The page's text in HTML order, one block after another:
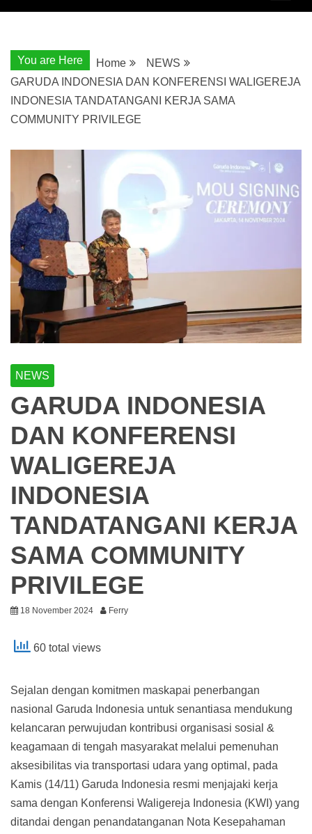
You are Here Home
NEWS
GARUDA INDONESIA DAN KONFERENSI WALIGEREJA
INDONESIA TANDATANGANI KERJA SAMA
COMMUNITY PRIVILEGE
NEWS
GARUDA INDONESIA
DAN KONFERENSI
WALIGEREJA
INDONESIA
TANDATANGANI KERJA
SAMA COMMUNITY
PRIVILEGE
18 November 2024 Ferry
60 total views
Sejalan dengan komitmen maskapai penerbangan
nasional Garuda Indonesia untuk senantiasa mendukung
kelancaran perwujudan kontribusi organisasi sosial &
keagamaan di tengah masyarakat melalui pemenuhan
aksesibilitas via transportasi udara yang optimal, pada
Kamis (14/11) Garuda Indonesia resmi menjajaki kerja
sama dengan Konferensi Waligereja Indonesia (KWI) yang
ditandai dengan penandatanganan Nota Kesepahaman